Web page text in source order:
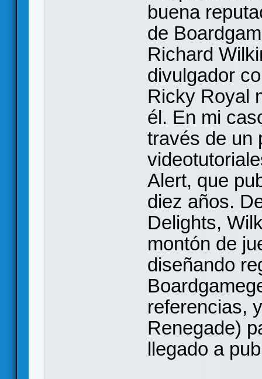
buena
de
Richard
divulgador
Ricky Royal
él. En mi
través de un
Alert, que
diez años.
Delights,
montón de
diseñando
referencias,
Renegade)
llegado a